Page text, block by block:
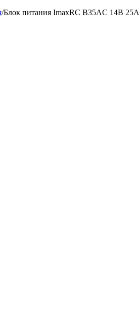
/Блок питания ImaxRC B35AC 14В 25A